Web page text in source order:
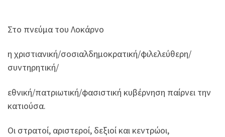
Στο πνεύμα του Λοκάρνο
η χριστιανική/σοσιαλδημοκρατική/φιλελεύθερη/
συντηρητική/
εθνική/πατριωτική/φασιστική κυβέρνηση παίρνει την
κατιούσα.
Οι στρατοί, αριστεροί, δεξιοί και κεντρώοι,